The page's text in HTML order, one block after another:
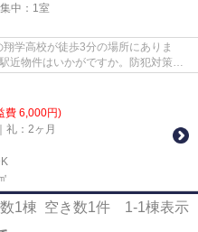
中： 1室
学高校が徒歩3分の場所にありま
近物件はいかがですか。防犯対策も
費 6,000円)
礼：2ヶ月
1棟 空き数1件 1-1棟表示